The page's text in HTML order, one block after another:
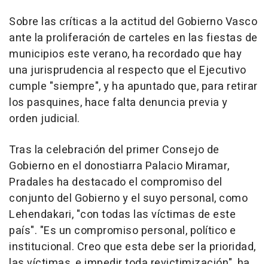
Sobre las críticas a la actitud del Gobierno Vasco
ante la proliferación de carteles en las fiestas de
municipios este verano, ha recordado que hay
una jurisprudencia al respecto que el Ejecutivo
cumple "siempre", y ha apuntado que, para retirar
los pasquines, hace falta denuncia previa y
orden judicial.
Tras la celebración del primer Consejo de
Gobierno en el donostiarra Palacio Miramar,
Pradales ha destacado el compromiso del
conjunto del Gobierno y el suyo personal, como
Lehendakari, "con todas las víctimas de este
país". "Es un compromiso personal, político e
institucional. Creo que esta debe ser la prioridad,